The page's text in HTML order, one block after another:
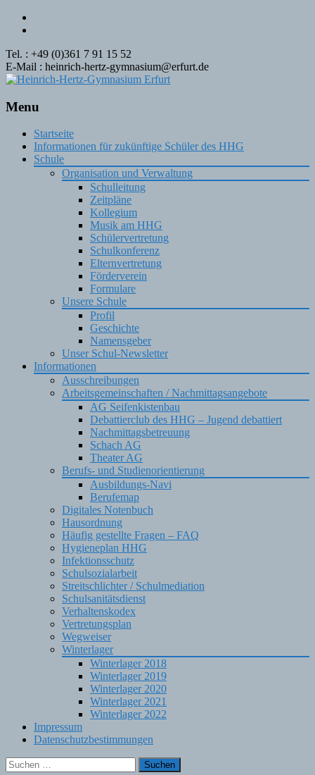
Tel. : +49 (0)361 7 91 15 52
E-Mail : heinrich-hertz-gymnasium@erfurt.de
Menu
Skip
content
Startseite
Informationen für zukünftige Schüler des HHG
Schule
Organisation und Verwaltung
Schulleitung
Zeitpläne
Kollegium
Musik am HHG
Schülervertretung
Schulkonferenz
Elternvertretung
Förderverein
Formulare
Unsere Schule
Profil
Geschichte
Namensgeber
Unser Schul-Newsletter
Informationen
Ausschreibungen
Arbeitsgemeinschaften / Nachmittagsangebote
AG Seifenkistenbau
Debattierclub des HHG – Jugend debattiert
Nachmittagsbetreuung
Schach AG
Theater AG
Berufs- und Studienorientierung
Ausbildungs-Navi
Berufemap
Digitales Notenbuch
Hausordnung
Häufig gestellte Fragen – FAQ
Hygieneplan HHG
Infektionsschutz
Schulsozialarbeit
Streitschlichter / Schulmediation
Schulsanitätsdienst
Verhaltenskodex
Vertretungsplan
Wegweiser
Winterlager
Winterlager 2018
Winterlager 2019
Winterlager 2020
Winterlager 2021
Winterlager 2022
Impressum
Datenschutzbestimmungen
Suchen